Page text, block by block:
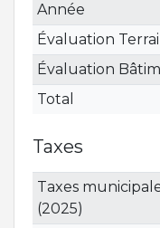
Année
Évaluation
Évaluation
Total
Taxes
Taxes
(2025)